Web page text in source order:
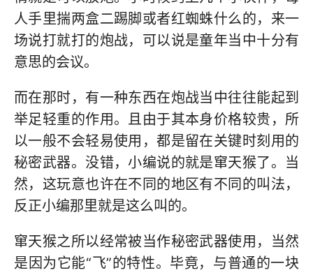
人手里揣两盒二踢脚或者红蜘蛛什么的，来一
场说打就打的炮战，可以说是童年当中十分有
意思的会议。
而在那时，有一种东西在炮战当中往往能起到
举足轻重的作用。且由于其本身价格较贵，所
以一般不会轻易使用，都是留在关键时刻用的
秘密武器。没错，小编说的就是窜天猴了。当
然，这玩意也许在不同的地区有不同的叫法，
反正小编那里就是这么叫的。
窜天猴之所以经常被当作秘密武器使用，当然
是因为它能“飞”的特性。毕竟，与普通的一块